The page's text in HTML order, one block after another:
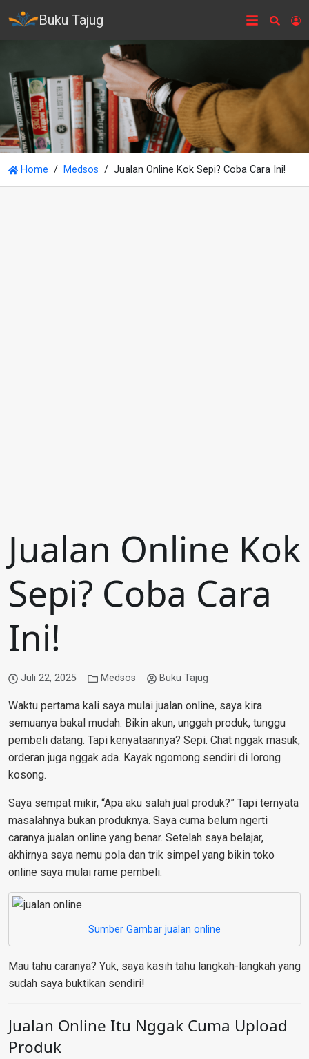
Buku Tajug
Home Medsos Jualan Online Kok Sepi? Coba Cara Ini!
Jualan Online Kok
Sepi? Coba Cara
Ini!
Juli 22, 2025 Medsos Buku Tajug
Waktu pertama kali saya mulai jualan online, saya kira
semuanya bakal mudah. Bikin akun, unggah produk, tunggu
pembeli datang. Tapi kenyataannya? Sepi. Chat nggak masuk,
orderan juga nggak ada. Kayak ngomong sendiri di lorong
kosong.
Saya sempat mikir, “Apa aku salah jual produk?” Tapi ternyata
masalahnya bukan produknya. Saya cuma belum ngerti
caranya jualan online yang benar. Setelah saya belajar,
akhirnya saya nemu pola dan trik simpel yang bikin toko
online saya mulai rame pembeli.
Sumber Gambar jualan online
Mau tahu caranya? Yuk, saya kasih tahu langkah-langkah yang
sudah saya buktikan sendiri!
Jualan Online Itu Nggak Cuma Upload
Produk